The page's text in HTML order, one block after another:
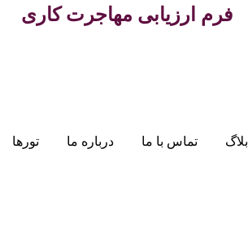
فرم ارزیابی مهاجرت کاری
بلاگ تماس با ما درباره ما تورها